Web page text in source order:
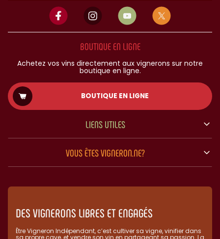
BOUTIQUE EN LIGNE
Achetez vos vins directement aux vignerons sur notre
boutique en ligne.
BOUTIQUE EN LIGNE
LIENS UTILES
VOUS ÊTES VIGNERON.NE?
DES VIGNERONS LIBRES ET ENGAGÉS
Être Vigneron Indépendant, c’est cultiver sa vigne, vinifier dans
sa propre cave, et vendre son vin en partageant sa passion. La